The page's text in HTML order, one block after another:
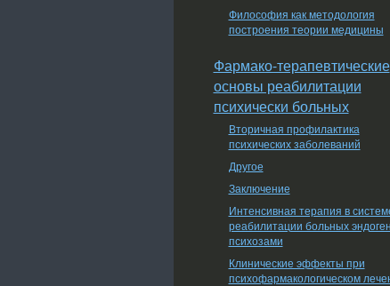
Философия как методология
построения теории медицины
Фармако-терапевтические
основы реабилитации
психически больных
Вторичная профилактика
психических заболеваний
Другое
Заключение
Интенсивная терапия в
реабилитации больных
психозами
Клинические эффекты при
психофармакологическом